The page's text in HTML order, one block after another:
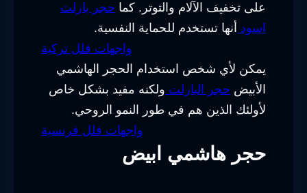
على تخفيف الآلام والتوتر. كما حجر بازلت
اسود أنها تستخدم للحماية النفسية.
واجهات فلل تركية
يمكن لأي شخص استخدام الحجر الهاشمي
الأبيض حجر البازلت ولكنه مفيد بشكل خاص
لأولئك الذين هم في طور النمو الروحي.
واجهات فلل فرنسية
حجر هاشمي ابيض